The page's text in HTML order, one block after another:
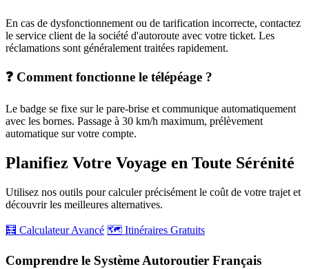
En cas de dysfonctionnement ou de tarification incorrecte, contactez
le service client de la société d'autoroute avec votre ticket. Les
réclamations sont généralement traitées rapidement.
❓ Comment fonctionne le télépéage ?
Le badge se fixe sur le pare-brise et communique automatiquement
avec les bornes. Passage à 30 km/h maximum, prélèvement
automatique sur votre compte.
Planifiez Votre Voyage en Toute Sérénité
Utilisez nos outils pour calculer précisément le coût de votre trajet et
découvrir les meilleures alternatives.
🧮 Calculateur Avancé 🗺️ Itinéraires Gratuits
Comprendre le Système Autoroutier Français